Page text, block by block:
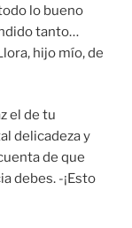
lo bueno
tanto…
hijo mío, de
el de tu
delicadeza y
de que
debes. -¡Esto